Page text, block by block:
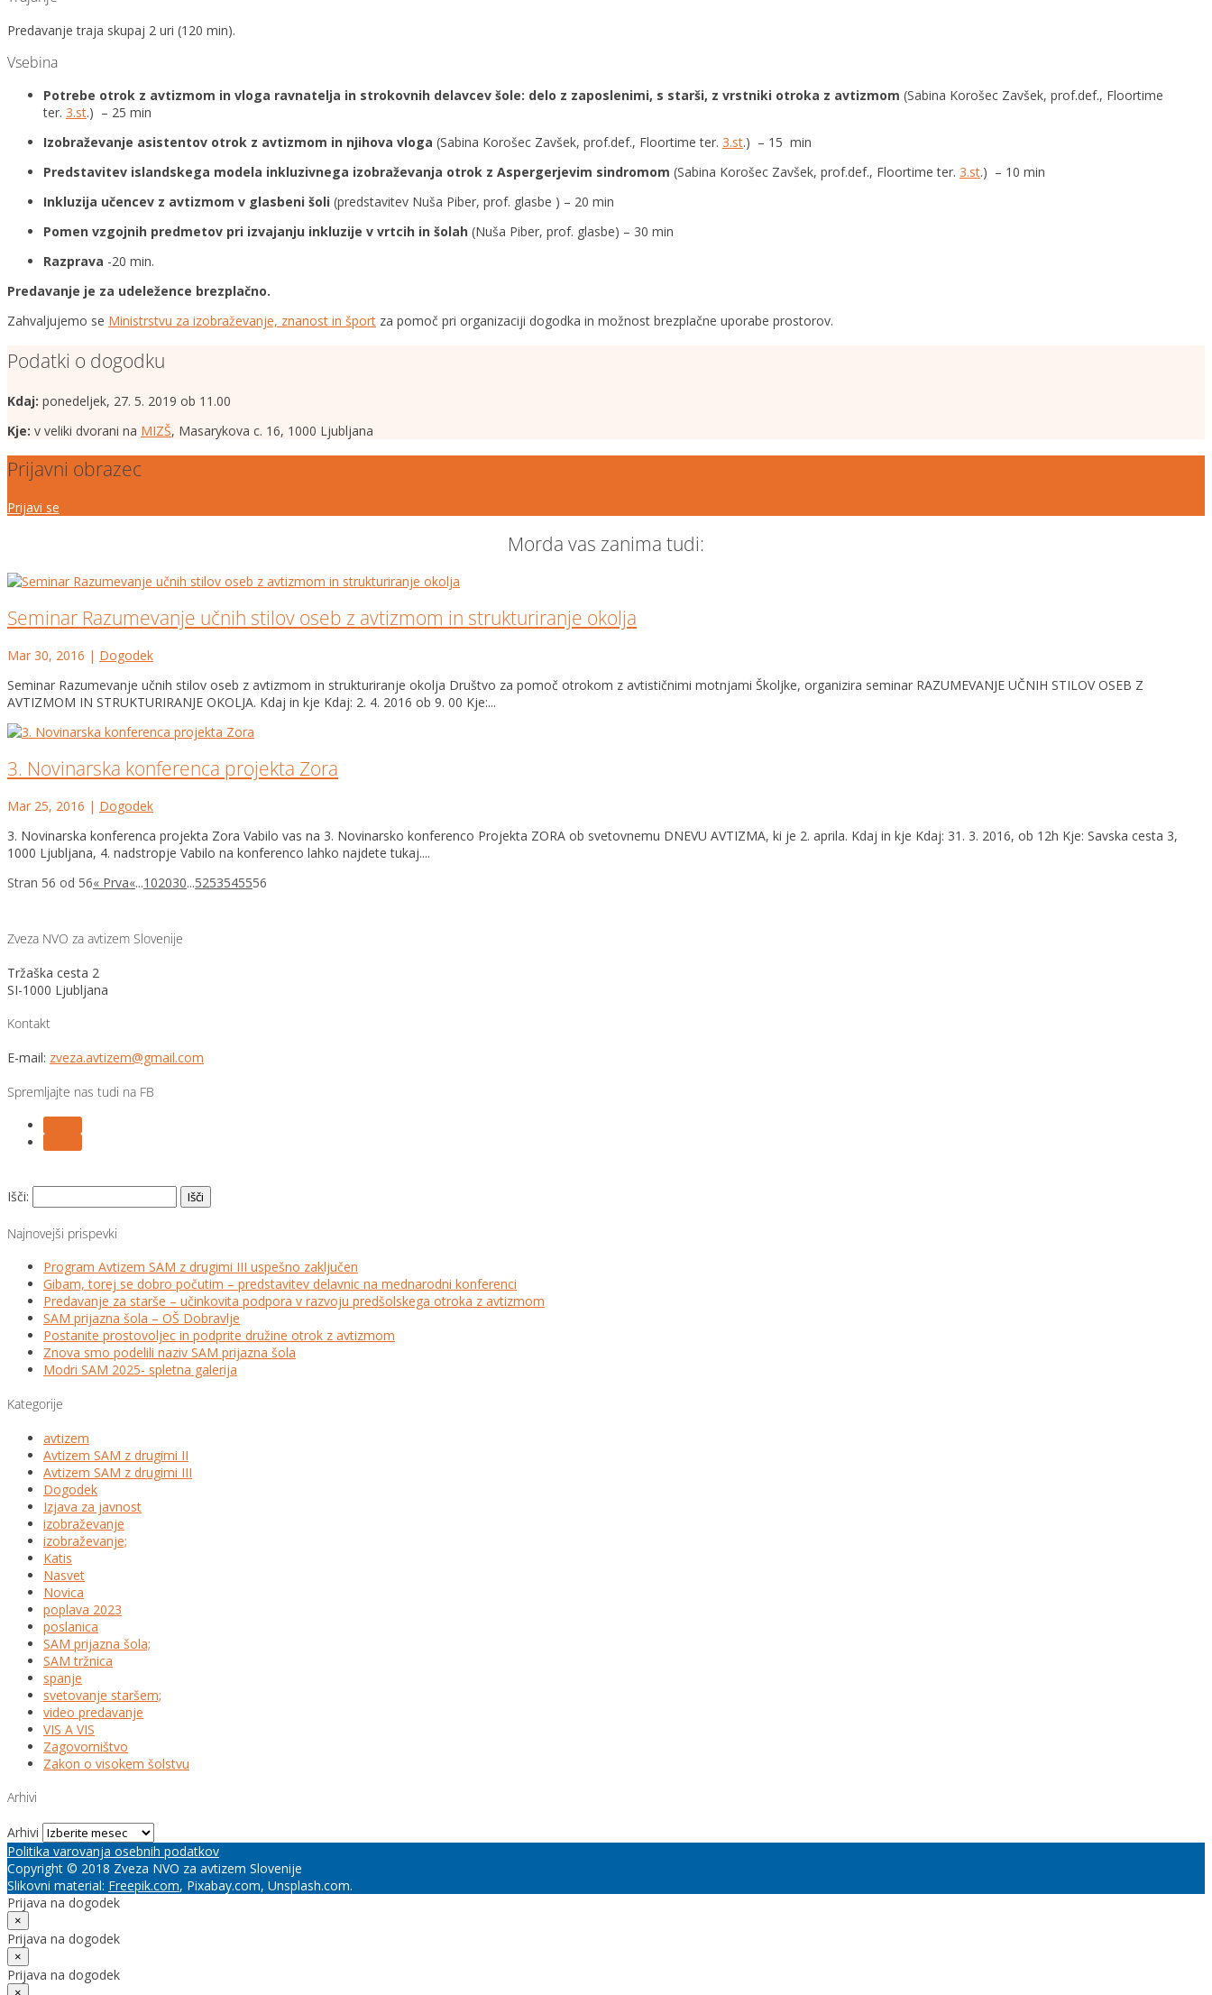
Predavanje traja skupaj 2 uri (120 min).
Vsebina
Potrebe otrok z avtizmom in vloga ravnatelja in strokovnih delavcev šole: delo z zaposlenimi, s starši, z vrstniki otroka z avtizmom (Sabina Korošec Zavšek, prof.def., Floortime
ter. 3.st.) – 25 min
Izobraževanje asistentov otrok z avtizmom in njihova vloga (Sabina Korošec Zavšek, prof.def., Floortime ter. 3.st.) – 15 min
Predstavitev islandskega modela inkluzivnega izobraževanja otrok z Aspergerjevim sindromom (Sabina Korošec Zavšek, prof.def., Floortime ter. 3.st.) – 10 min
Inkluzija učencev z avtizmom v glasbeni šoli (predstavitev Nuša Piber, prof. glasbe ) – 20 min
Pomen vzgojnih predmetov pri izvajanju inkluzije v vrtcih in šolah (Nuša Piber, prof. glasbe) – 30 min
Razprava -20 min.
Predavanje je za udeležence brezplačno.
Zahvaljujemo se Ministrstvu za izobraževanje, znanost in šport za pomoč pri organizaciji dogodka in možnost brezplačne uporabe prostorov.
Podatki o dogodku
Kdaj: ponedeljek, 27. 5. 2019 ob 11.00
Kje: v veliki dvorani na MIZŠ, Masarykova c. 16, 1000 Ljubljana
Prijavni obrazec
Prijavi se
Morda vas zanima tudi:
Seminar Razumevanje učnih stilov oseb z avtizmom in strukturiranje okolja
Mar 30, 2016 | Dogodek
Seminar Razumevanje učnih stilov oseb z avtizmom in strukturiranje okolja Društvo za pomoč otrokom z avtističnimi motnjami Školjke, organizira seminar RAZUMEVANJE UČNIH STILOV OSEB Z
AVTIZMOM IN STRUKTURIRANJE OKOLJA. Kdaj in kje Kdaj: 2. 4. 2016 ob 9. 00 Kje:...
3. Novinarska konferenca projekta Zora
Mar 25, 2016 | Dogodek
3. Novinarska konferenca projekta Zora Vabilo vas na 3. Novinarsko konferenco Projekta ZORA ob svetovnemu DNEVU AVTIZMA, ki je 2. aprila. Kdaj in kje Kdaj: 31. 3. 2016, ob 12h Kje: Savska cesta 3,
1000 Ljubljana, 4. nadstropje Vabilo na konferenco lahko najdete tukaj....
Stran 56 od 56« Prva«...102030...5253545556
Zveza NVO za avtizem Slovenije
Tržaška cesta 2
SI-1000 Ljubljana
Kontakt
E-mail: zveza.avtizem@gmail.com
Spremljajte nas tudi na FB
Išči:
Najnovejši prispevki
Program Avtizem SAM z drugimi III uspešno zaključen
Gibam, torej se dobro počutim – predstavitev delavnic na mednarodni konferenci
Predavanje za starše – učinkovita podpora v razvoju predšolskega otroka z avtizmom
SAM prijazna šola – OŠ Dobravlje
Postanite prostovoljec in podprite družine otrok z avtizmom
Znova smo podelili naziv SAM prijazna šola
Modri SAM 2025- spletna galerija
Kategorije
avtizem
Avtizem SAM z drugimi II
Avtizem SAM z drugimi III
Dogodek
Izjava za javnost
izobraževanje
izobraževanje;
Katis
Nasvet
Novica
poplava 2023
poslanica
SAM prijazna šola;
SAM tržnica
spanje
svetovanje staršem;
video predavanje
VIS A VIS
Zagovorništvo
Zakon o visokem šolstvu
Arhivi
Arhivi
Politika varovanja osebnih podatkov
Copyright © 2018 Zveza NVO za avtizem Slovenije
Slikovni material: Freepik.com, Pixabay.com, Unsplash.com.
Prijava na dogodek
×
Prijava na dogodek
×
Prijava na dogodek